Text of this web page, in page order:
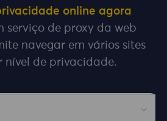
online agora
serviço de proxy da web
navegar em vários sites
nível de privacidade.